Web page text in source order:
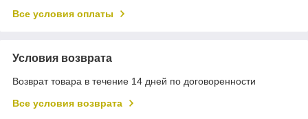
Все условия оплаты
Условия возврата
Возврат товара в течение 14 дней по договоренности
Все условия возврата